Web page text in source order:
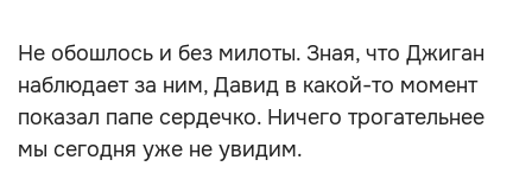
Не обошлось и без милоты. Зная, что Джиган
наблюдает за ним, Давид в какой-то момент
показал папе сердечко. Ничего трогательнее
мы сегодня уже не увидим.